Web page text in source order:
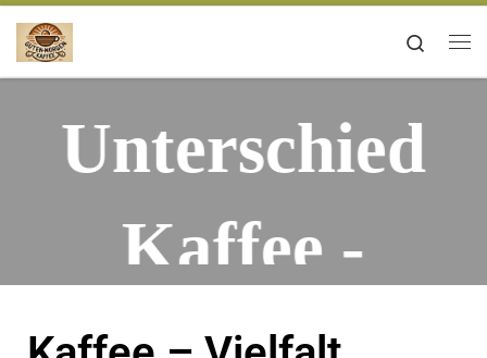
Zum Inhalt springen Search
Unterschied
Kaffee -